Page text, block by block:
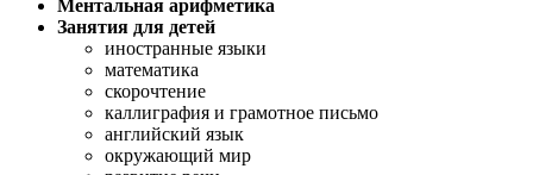
Ментальная арифметика
Занятия для детей
иностранные языки
математика
скорочтение
каллиграфия и грамотное письмо
английский язык
окружающий мир